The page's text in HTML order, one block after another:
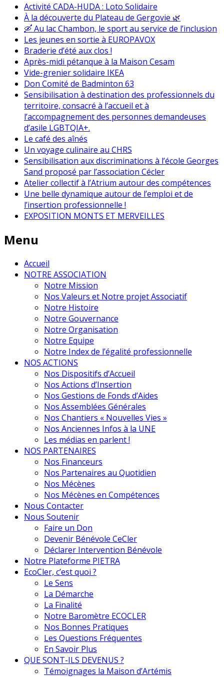
Activité CADA-HUDA : Loto Solidaire
À la découverte du Plateau de Gergovie 🌿
🛶 Au lac Chambon, le sport au service de l’inclusion
Les jeunes en sortie à EUROPAVOX
Braderie d’été aux clos !
Après-midi pétanque à la Maison Cesam
Vide-grenier solidaire IKEA
Don Comité de Badminton 63
Sensibilisation à destination des professionnels du
territoire, consacré à l’accueil et à
l’accompagnement des personnes demandeuses
d’asile LGBTQIA+.
Le café des aînés
Un voyage culinaire au CHRS
Sensibilisation aux discriminations à l’école Georges
Sand proposé par l’association Cécler
Atelier collectif à l’Atrium autour des compétences
Une belle dynamique autour de l’emploi et de
l’insertion professionnelle !
EXPOSITION MONTS ET MERVEILLES
Menu
Accueil
NOTRE ASSOCIATION
Notre Mission
Nos Valeurs et Notre projet Associatif
Notre Histoire
Notre Gouvernance
Notre Organisation
Notre Equipe
Notre Index de l’égalité professionnelle
NOS ACTIONS
Nos Dispositifs d’Accueil
Nos Actions d’Insertion
Nos Gestions de Fonds d’Aides
Nos Assemblées Générales
Nos Chantiers « Nouvelles Vies »
Nos Anciennes Infos à la UNE
Les médias en parlent !
NOS PARTENAIRES
Nos Financeurs
Nos Partenaires au Quotidien
Nos Mécènes
Nos Mécènes en Compétences
Nous Contacter
Nous Soutenir
Faire un Don
Devenir Bénévole CeCler
Déclarer Intervention Bénévole
Notre Plateforme PIETRA
EcoCler, c’est quoi ?
Le Sens
La Démarche
La Finalité
Notre Baromètre ECOCLER
Nos Bonnes Pratiques
Les Questions Fréquentes
En Savoir Plus
QUE SONT-ILS DEVENUS ?
Témoignages la Maison d’Artémis